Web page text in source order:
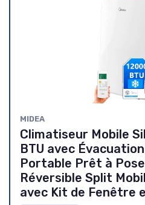
‎MIDEA
Climatiseur Mobile
BTU avec
Portable Prêt à
Réversible Split
avec Kit de Fenêtre